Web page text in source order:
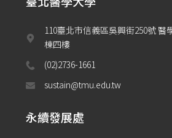
110臺北市信義區吳興街250號 醫
棟四樓
(02)2736-1661
sustain@tmu.edu.tw
永續發展處